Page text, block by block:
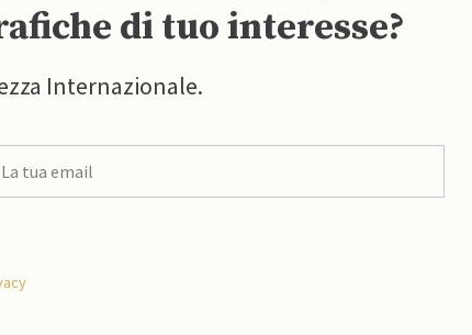
di tuo interesse?
Internazionale.